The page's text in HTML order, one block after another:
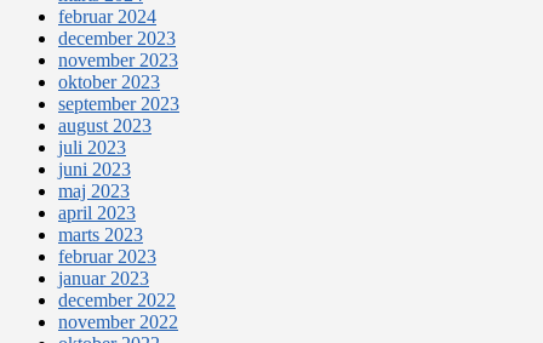
februar 2024
december 2023
november 2023
oktober 2023
september 2023
august 2023
juli 2023
juni 2023
maj 2023
april 2023
marts 2023
februar 2023
januar 2023
december 2022
november 2022